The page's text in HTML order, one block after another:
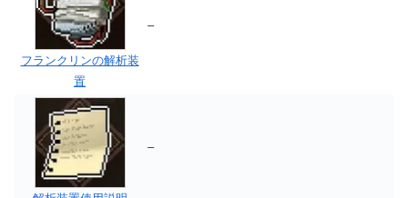
フランクリンの解析装
置
–
–